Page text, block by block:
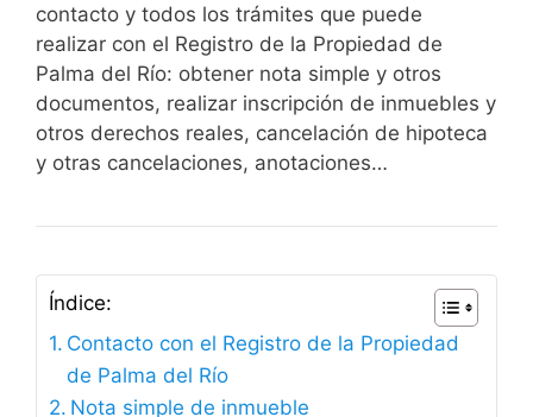
contacto y todos los trámites que puede
realizar con el Registro de la Propiedad de
Palma del Río: obtener nota simple y otros
documentos, realizar inscripción de inmuebles y
otros derechos reales, cancelación de hipoteca
y otras cancelaciones, anotaciones…
Índice:
Contacto con el Registro de la Propiedad
de Palma del Río
Nota simple de inmueble